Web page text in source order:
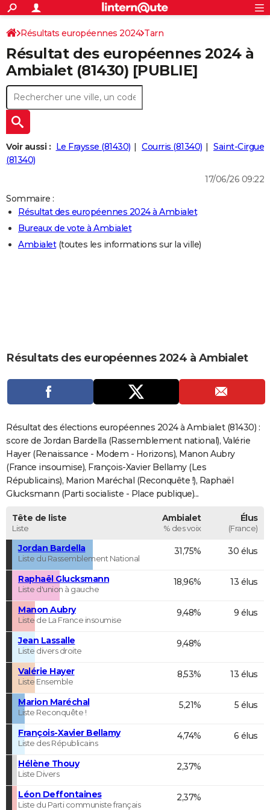
ACTUALITÉS
Politique
Société
Faits Divers
Education
Monde
Villes
+
SPORT
Coupe du monde 2026
Football
Tennis
Cyclisme
Rugby
Forum
CULTURE
Programme TV
TNT
Streaming
Cinéma
Sorties cinéma
Musique
+
FINANCE
Retraite
Impôts
Epargne
Immobilier
Risques naturels par ville
Banque
Assurance
Crédit
AUTO
Essais
Réserver un essai
Citadines
Berlines
SUV
Forum auto
+
HIGH-TECH
Mobiles
Meilleur smartphone
Internet
Ordinateurs
Jeux vidéo
Guide high-tech
+
BRICOLAGE
Guides de France
Escapades
Patrimoine
Expositions
Musées
Week-end nature
LIFESTYLE
Art de vivre
Bien-être
Loisirs
Mode
Modes de vie
CARTE DE VOEUX
Carte de Noël
Carte Bonne année
Carte Saint-Valentin
Carte Pâques
Carte d'anniversaire
DICTIONNAIRE
Dictionnaire
Biographies
Citations
Expressions
Proverbes
PROGRAMME TV
COPAINS D'AVANT
S'inscrire
Se connecter
Lycées
Collèges
Primaires
Universités
Entreprises
Service militaire
Avis de recherche
AVIS DE DÉCÈS
FORUM
S'inscrire
Connexion
Résultats européennes 2024 Tarn
Résultat des européennes 2024 à
Ambialet (81430) [PUBLIE]
Voir aussi : Le Fraysse (81430) Courris (81340)
Saint-Cirgue
(81340)
17/06/26 09:22
Sommaire :
Résultat des européennes 2024 à Ambialet
Bureaux de vote à Ambialet
Ambialet(toutes les informations sur la ville)
Résultats des européennes 2024 à Ambialet
Résultat des élections européennes 2024 à Ambialet (81430) :
score de Jordan Bardella (Rassemblement national), Valérie
Hayer (Renaissance - Modem - Horizons), Manon Aubry
(France insoumise), François-Xavier Bellamy (Les
Républicains), Marion Maréchal (Reconquête !), Raphaël
Glucksmann (Parti socialiste - Place publique)...
Tête de liste
Liste
Ambialet
% des voix
Élus
(France)
Jordan Bardella
Liste du Rassemblement National
31,75% 30 élus
Raphaël Glucksmann
Liste d'union à gauche
18,96% 13 élus
Manon Aubry
Liste de La France insoumise
9,48% 9 élus
Jean Lassalle
Liste divers droite
9,48%
Valérie Hayer
Liste Ensemble
8,53% 13 élus
Marion Maréchal
Liste Reconquête !
5,21% 5 élus
François-Xavier Bellamy
Liste des Républicains
4,74% 6 élus
Hélène Thouy
Liste Divers
2,37%
Léon Deffontaines
Liste du Parti communiste français
2,37%